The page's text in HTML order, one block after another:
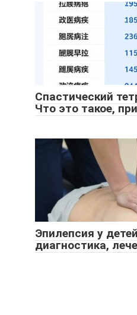
Спастический
Что это такое,
Эпилепсия у
диагностика,